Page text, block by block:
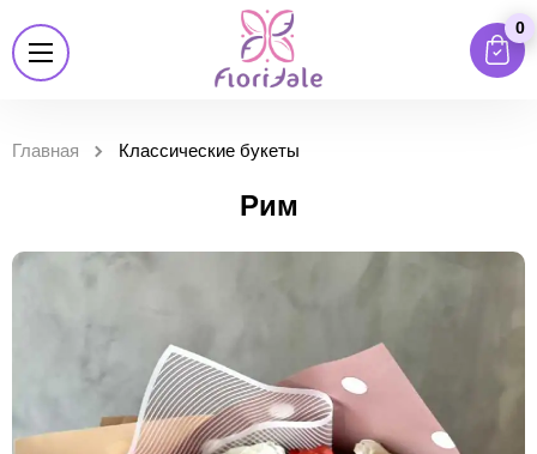
0
Главная Классические букеты
Рим